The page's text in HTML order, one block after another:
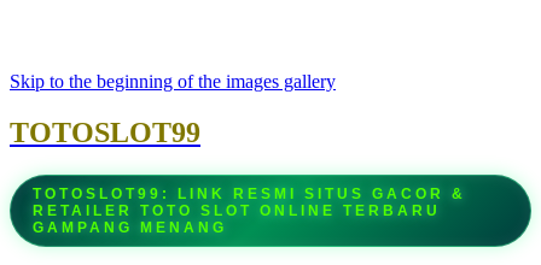
Skip to the beginning of the images gallery
TOTOSLOT99
TOTOSLOT99: LINK RESMI SITUS GACOR &
RETAILER TOTO SLOT ONLINE TERBARU
GAMPANG MENANG